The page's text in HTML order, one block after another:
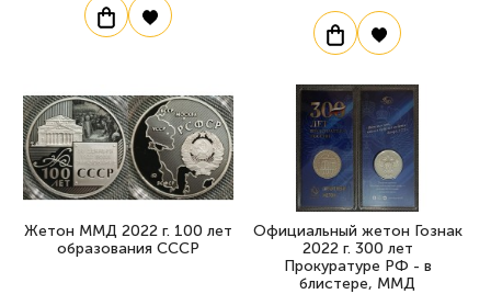
Жетон ММД 2022 г. 100 лет
образования СССР
Официальный жетон Гознак
2022 г. 300 лет
Прокуратуре РФ - в
блистере, ММД